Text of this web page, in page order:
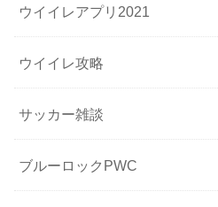
ウイイレアプリ2021
ウイイレ攻略
サッカー雑談
ブルーロックPWC